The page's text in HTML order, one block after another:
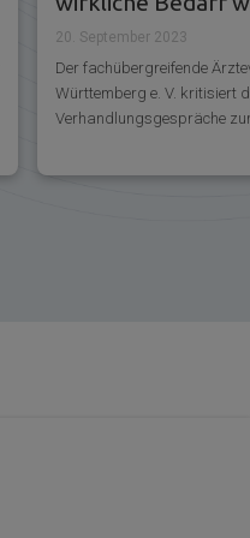
berücksichtigt“
20. September 2023
Der fachübergreifende
Württemberg e. V. kritisiert
Verhandlungsgespräche